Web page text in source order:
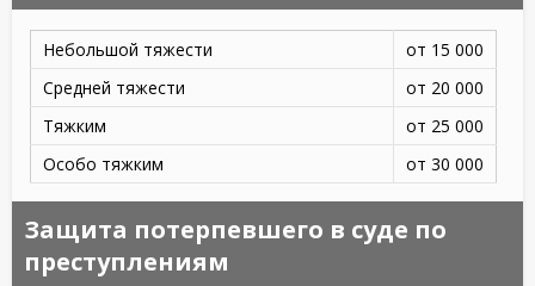
Небольшой тяжести
от 15 000
Средней тяжести
от 20 000
Тяжким
от 25 000
Особо тяжким
от 30 000
Защита потерпевшего в суде по
преступлениям